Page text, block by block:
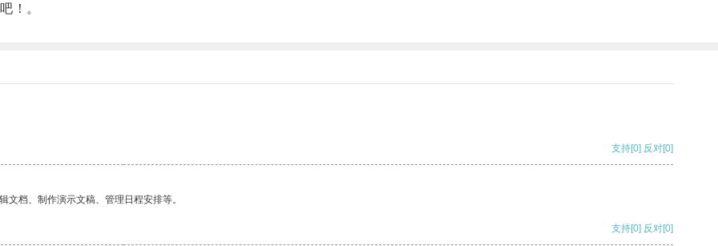
！。
支持[0] 反对[0]
档、制作演示文稿、管理日程安排等。
支持[0] 反对[0]